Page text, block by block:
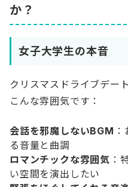
か？
女子大学生の本音
クリスマスドライブデー
こんな雰囲気です：
会話を邪魔しないBGM
る音量と曲調
ロマンチックな雰囲気 ：
い空間を演出したい